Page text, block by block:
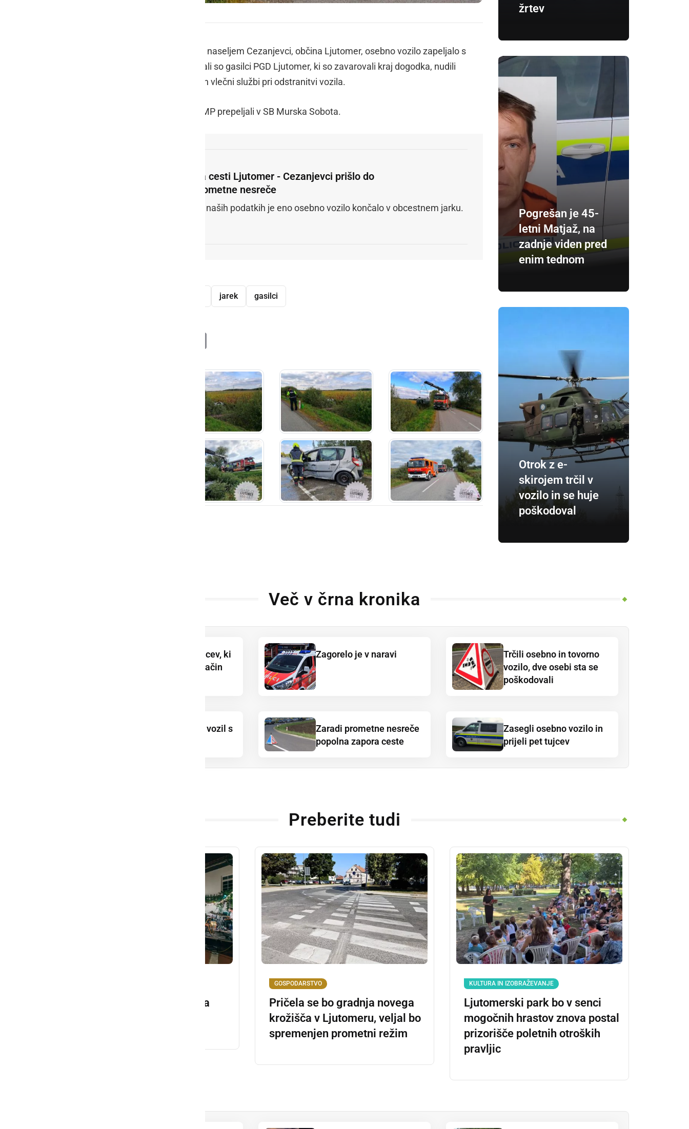
V petek, 1. oktobra, ob 14.14 je pred naseljem Cezanjevci, občina Ljutomer, osebno vozilo zapeljalo s
cestišča v obcestni jarek. Posredovali so gasilci PGD Ljutomer, ki so zavarovali kraj dogodka, nudili
pomoč reševalcem NMP Ljutomer in vlečni službi pri odstranitvi vozila.
Poškodovano osebo so reševalci NMP prepeljali v SB Murska Sobota.
Na cesti Ljutomer - Cezanjevci prišlo do
prometne nesreče
Po naših podatkih je eno osebno vozilo končalo v obcestnem jarku.
jarek gasilci
PrintFriendly
žrtev
Pogrešan je 45-
letni Matjaž, na
zadnje viden pred
enim tednom
Otrok z e-
skirojem trčil v
vozilo in se huje
poškodoval
Več v črna kronika
Prijeli šestnajst tujcev, ki
so na nedovoljen način
Zagorelo je v naravi
Trčili osebno in tovorno
vozilo, dve osebi sta se
poškodovali
Namesto 80 km/h, vozil s
Zaradi prometne nesreče
popolna zapora ceste
Zasegli osebno vozilo in
prijeli pet tujcev
Preberite tudi
Ljutomer bo konec avgusta
GOSPODARSTVO
Pričela se bo gradnja novega
krožišča v Ljutomeru, veljal bo
spremenjen prometni režim
KULTURA IN IZOBRAŽEVANJE
Ljutomerski park bo v senci
mogočnih hrastov znova postal
prizorišče poletnih otroških
pravljic